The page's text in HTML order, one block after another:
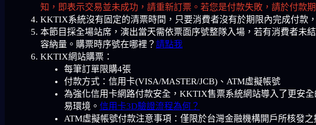
知，即表示交易並未成功，請重新訂票。若您是付款失敗，請於付款
KKTIX系統沒有固定的清票時間，只要消費者沒有於期限內完成付款
本節目採全場站席，演出當天需依票面序號整隊入場，若有消費者未
容納量。購票時序號在哪裡？ 請點我
KKTIX網站購票：
每筆訂單限購4張
付款方式：信用卡(VISA/MASTER/JCB)、ATM虛擬帳號
為強化信用卡網路付款安全，KKTIX售票系統網站導入了更安
易環境。 信用卡3D驗證流程為何？
ATM虛擬帳號付款注意事項：僅限於台灣金融機構開戶所核發